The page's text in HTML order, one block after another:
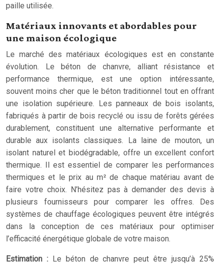
paille utilisée.
Matériaux innovants et abordables pour
une maison écologique
Le marché des matériaux écologiques est en constante
évolution. Le béton de chanvre, alliant résistance et
performance thermique, est une option intéressante,
souvent moins cher que le béton traditionnel tout en offrant
une isolation supérieure. Les panneaux de bois isolants,
fabriqués à partir de bois recyclé ou issu de forêts gérées
durablement, constituent une alternative performante et
durable aux isolants classiques. La laine de mouton, un
isolant naturel et biodégradable, offre un excellent confort
thermique. Il est essentiel de comparer les performances
thermiques et le prix au m² de chaque matériau avant de
faire votre choix. N’hésitez pas à demander des devis à
plusieurs fournisseurs pour comparer les offres. Des
systèmes de chauffage écologiques peuvent être intégrés
dans la conception de ces matériaux pour optimiser
l’efficacité énergétique globale de votre maison.
Estimation : Le béton de chanvre peut être jusqu’à 25%